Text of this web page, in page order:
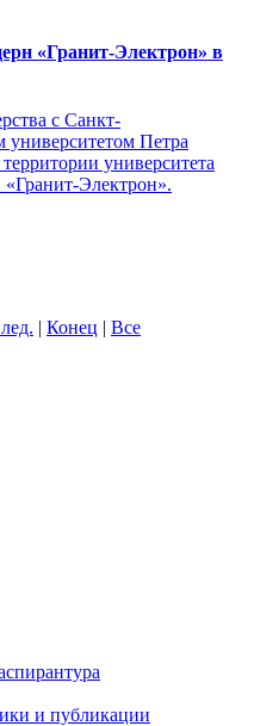
«Гранит-Электрон» в
с Санкт-
университетом Петра
университета
Электрон».
| Конец | Все
и публикации